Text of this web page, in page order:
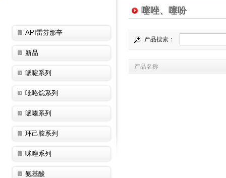
API雷芬那辛
新品
哌啶系列
吡咯烷系列
哌嗪系列
环己胺系列
咪唑系列
氨基酸
噻唑、噻吩
产品搜索：
产品名称